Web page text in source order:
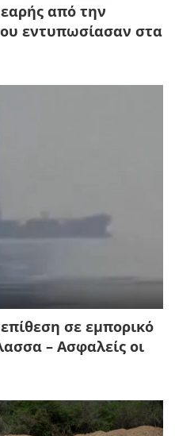
από την
εντυπωσίασαν στα
σε εμπορικό
– Ασφαλείς οι